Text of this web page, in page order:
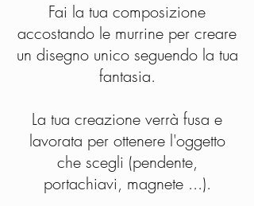
Fai la tua composizione
accostando le murrine per creare
un disegno unico seguendo la tua
fantasia.
La tua creazione verrà fusa e
lavorata per ottenere l'oggetto
che scegli (pendente,
portachiavi, magnete ...).